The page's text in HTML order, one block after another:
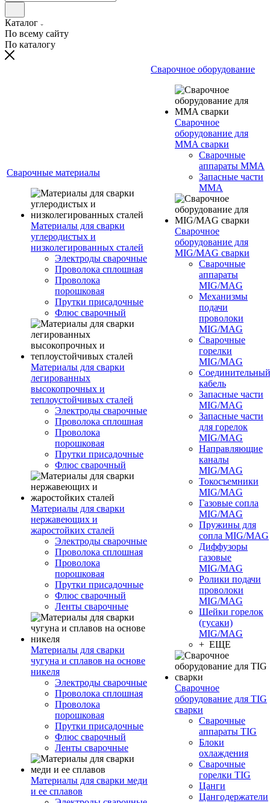
Каталог
По всему сайту
По каталогу
Сварочные материалы
Материалы для сварки
углеродистых и
низколегированных сталей
Электроды сварочные
Проволока сплошная
Проволока
порошковая
Прутки присадочные
Флюс сварочный
Материалы для сварки
легированных
высокопрочных и
теплоустойчивых сталей
Электроды сварочные
Проволока сплошная
Проволока
порошковая
Прутки присадочные
Флюс сварочный
Материалы для сварки
нержавеющих и
жаростойких сталей
Электроды сварочные
Проволока сплошная
Проволока
порошковая
Прутки присадочные
Флюс сварочный
Ленты сварочные
Материалы для сварки
чугуна и сплавов на основе
никеля
Электроды сварочные
Проволока сплошная
Проволока
порошковая
Прутки присадочные
Флюс сварочный
Ленты сварочные
Материалы для сварки меди
и ее сплавов
Сварочное оборудование
Сварочное
оборудование для
MMA сварки
Сварочные
аппараты MMA
Запасные части
MMA
Сварочное
оборудование для
MIG/MAG сварки
Сварочные
аппараты
MIG/MAG
Механизмы
подачи
проволоки
MIG/MAG
Сварочные
горелки
MIG/MAG
Соединительный
кабель
Запасные части
MIG/MAG
Запасные части
для горелок
MIG/MAG
Направляющие
каналы
MIG/MAG
Токосъемники
MIG/MAG
Газовые сопла
MIG/MAG
Пружины для
сопла MIG/MAG
Диффузоры
газовые
MIG/MAG
Ролики подачи
проволоки
MIG/MAG
Шейки горелок
(гусаки)
MIG/MAG
+ ЕЩЕ
Сварочное
оборудование для TIG
сварки
Сварочные
аппараты TIG
Блоки
охлаждения
Сварочные
горелки TIG
Цанги
Цангодержатели